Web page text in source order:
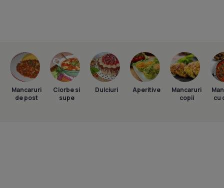
Mancaruri
de post
Ciorbe si
supe
Dulciuri Aperitive
Mancaruri
copii
cu